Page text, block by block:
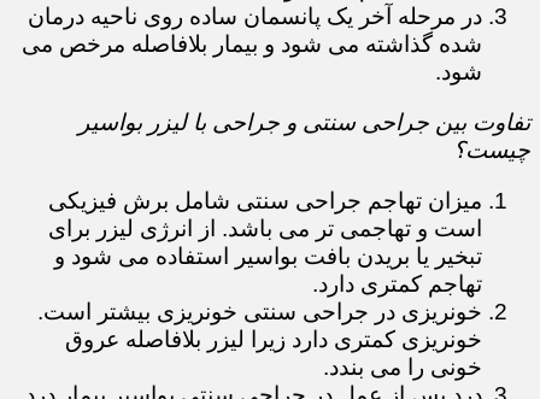
در مرحله آخر یک پانسمان ساده روی ناحیه درمان
شده گذاشته می شود و بیمار بلافاصله مرخص می
شود.
تفاوت بین جراحی سنتی و جراحی با لیزر بواسیر
چیست؟
میزان تهاجم جراحی سنتی شامل برش فیزیکی
است و تهاجمی تر می باشد. از انرژی لیزر برای
تبخیر یا بریدن بافت بواسیر استفاده می شود و
تهاجم کمتری دارد.
خونریزی در جراحی سنتی خونریزی بیشتر است.
خونریزی کمتری دارد زیرا لیزر بلافاصله عروق
خونی را می بندد.